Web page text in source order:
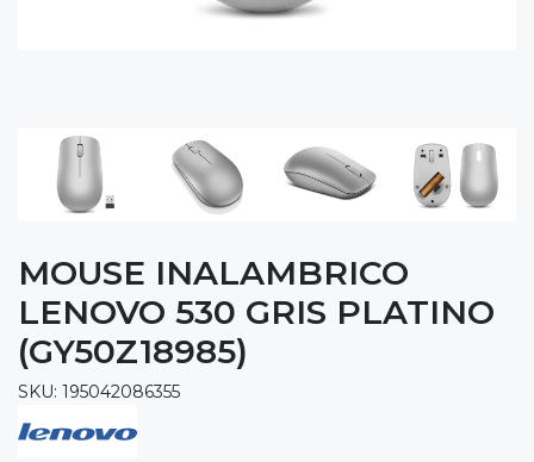
MOUSE INALAMBRICO
LENOVO 530 GRIS PLATINO
(GY50Z18985)
SKU: 195042086355